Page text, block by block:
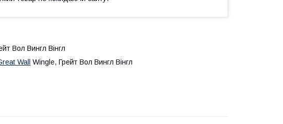
Вол Вингл Вінгл
Wall Wingle, Грейт Вол Вингл Вінгл